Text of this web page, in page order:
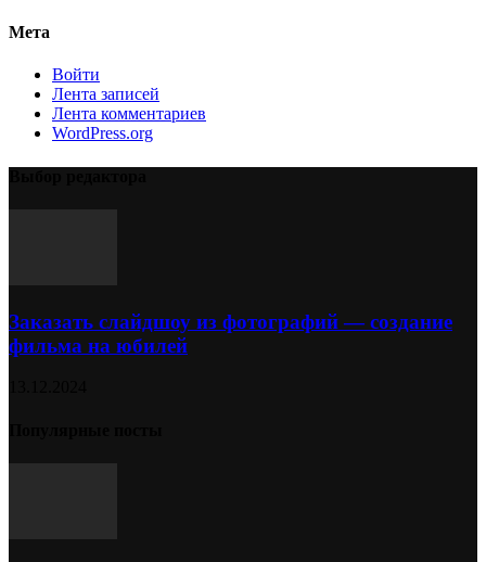
Мета
Войти
Лента записей
Лента комментариев
WordPress.org
Заказать слайдшоу из фотографий — создание
фильма на юбилей